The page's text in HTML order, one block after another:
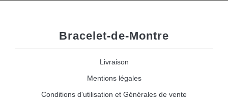
Bracelet-de-Montre
Livraison
Mentions légales
Conditions d'utilisation et Générales de vente